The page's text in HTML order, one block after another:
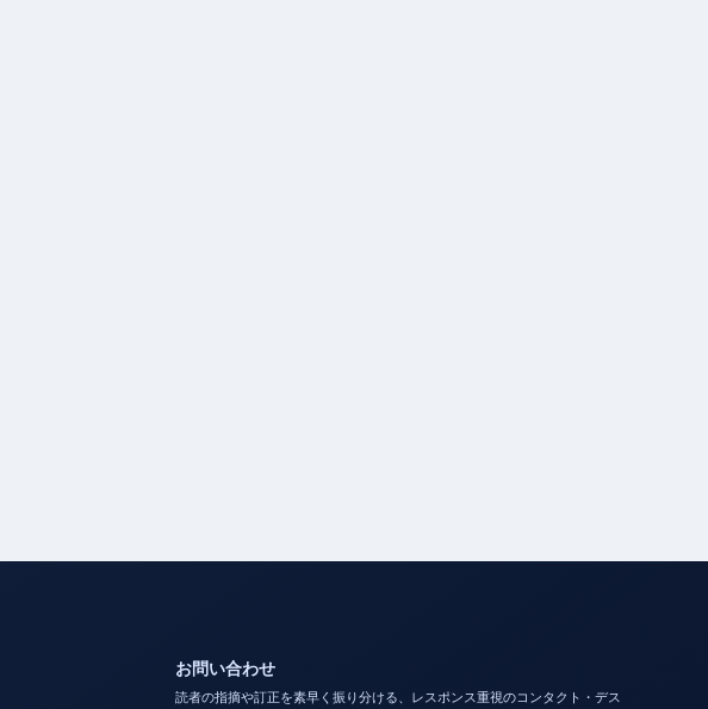
読者の指摘や訂正を素早く振り分ける、レスポンス重視のコンタクト・デス
ク。